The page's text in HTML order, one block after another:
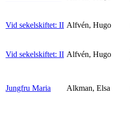
Vid sekelskiftet: II Alfvén, Hugo
Vid sekelskiftet: II Alfvén, Hugo
Jungfru Maria Alkman, Elsa